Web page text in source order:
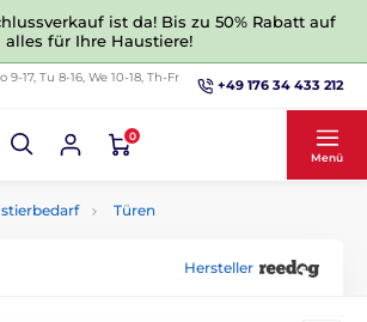
ist da! Bis zu 50% Rabatt auf
alles für Ihre Haustiere!
9-17, Tu 8-16, We 10-18, Th-Fr
+49 176 34 433 212
0
Menü
Türen
Hersteller